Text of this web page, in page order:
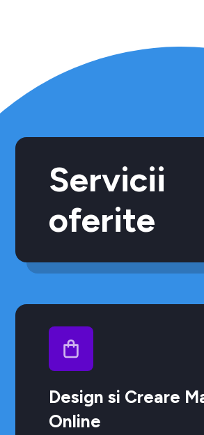
Servicii
oferite
Design si Creare
Online